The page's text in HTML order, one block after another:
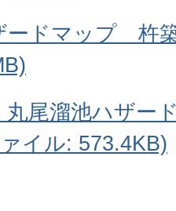
ードマップ 杵
丸尾溜池ハザ
イル: 573.4KB)